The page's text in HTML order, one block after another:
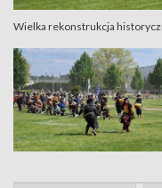
Wielka rekonstrukcja